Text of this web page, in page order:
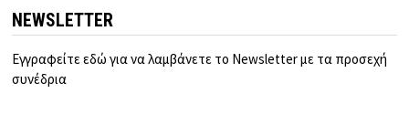
NEWSLETTER
Εγγραφείτε εδώ για να λαμβάνετε το Newsletter με τα προσεχή
συνέδρια